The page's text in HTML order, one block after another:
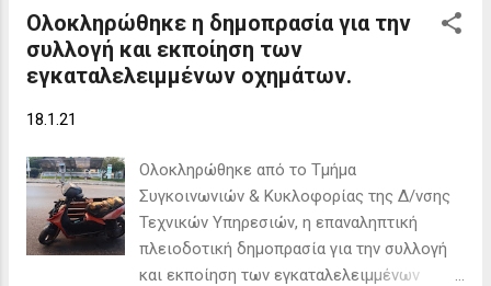
υδατοδρομίων (άνω των 50 εκατ. ευρώ),
της α...
καιρού. Το κλιμάκιο έφτασε με σκάφος του
Λιμενικού κάτω από ιδιαίτερα δύσκολες
καιρικές συνθήκες. Τα τεστ έχουν βγει
μπορέσουν με ανάλογη αποστολή γιατρών
να κάνουν και το εμβόλιο για τον κορονοϊό
χωρίς να χρειαστεί να μεταβούν σε
νοσοκομείο της Κέρκυρας . Πηγη: ΕΡΤ
Ολοκληρώθηκε η δημοπρασία για την
συλλογή και εκποίηση των
εγκαταλελειμμένων οχημάτων.
18.1.21
Ολοκληρώθηκε από το Τμήμα
Συγκοινωνιών & Κυκλοφορίας της Δ/νσης
Τεχνικών Υπηρεσιών, η επαναληπτική
πλειοδοτική δημοπρασία για την συλλογή
και εκποίηση των εγκαταλελειμμένων